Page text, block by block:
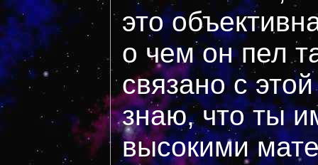
это
о чем он пел
связано с
знаю, что ты
высокими